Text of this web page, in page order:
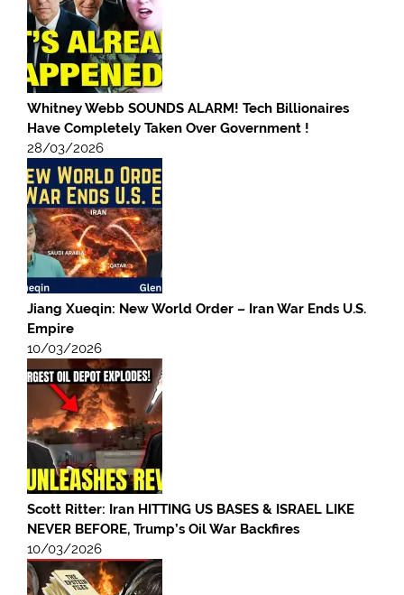
Whitney Webb SOUNDS ALARM! Tech Billionaires
Have Completely Taken Over Government !
28/03/2026
Jiang Xueqin: New World Order – Iran War Ends U.S.
Empire
10/03/2026
Scott Ritter: Iran HITTING US BASES & ISRAEL LIKE
NEVER BEFORE, Trump’s Oil War Backfires
10/03/2026